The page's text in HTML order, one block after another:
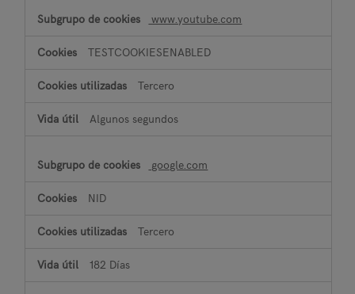
www.youtube.com
TESTCOOKIESENABLED
Tercero
Algunos segundos
google.com
NID
Tercero
182 Días